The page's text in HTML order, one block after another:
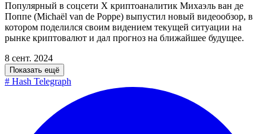
Популярный в соцсети X криптоаналитик Михаэль ван де
Поппе (Michaël van de Poppe) выпустил новый видеообзор, в
котором поделился своим видением текущей ситуации на
рынке криптовалют и дал прогноз на ближайшее будущее.
8 сент. 2024
Показать ещё
# Hash Telegraph